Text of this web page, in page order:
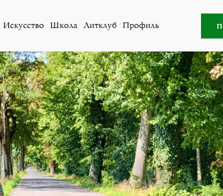
Искусство Школа Литклуб Профиль
Алина Тукалло. Лето в Роннебю